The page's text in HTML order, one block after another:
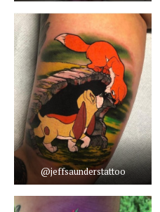
@jeffsaunderstattoo